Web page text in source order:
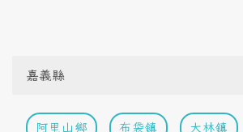
嘉義縣
阿里山鄉 布袋鎮 大林鎮